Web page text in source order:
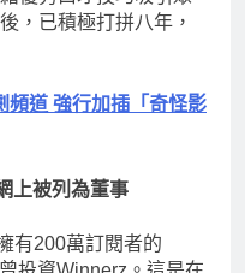
，已積極打拼八年，
道 強行加插「奇怪影
上被列為董事
有200萬訂閱者的